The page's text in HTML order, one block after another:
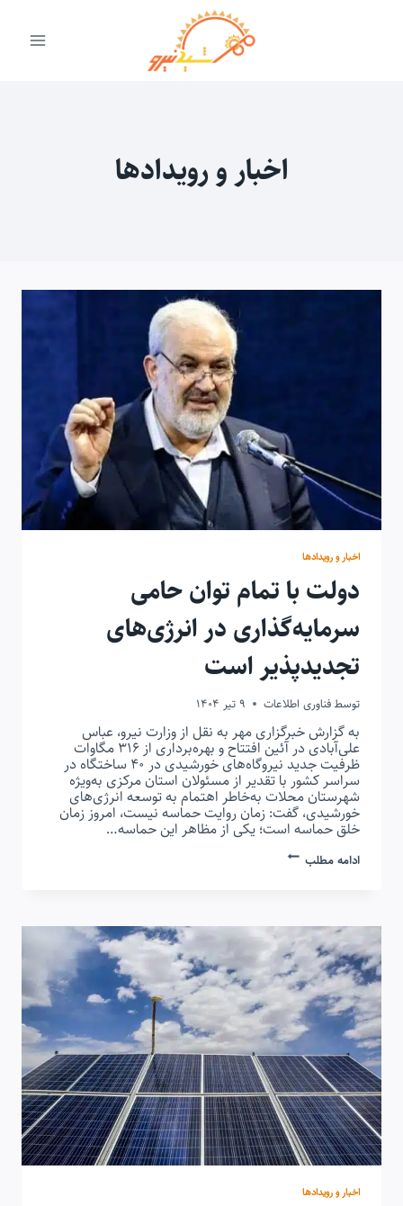
اخبار و رویدادها
اخبار و رویدادها
دولت با تمام توان حامی
سرمایه‌گذاری در انرژی‌های
تجدیدپذیر است
توسط فناوری اطلاعات 9 تیر 1404
به گزارش خبرگزاری مهر به نقل از وزارت نیرو، عباس
علی‌آبادی در آئین افتتاح و بهره‌برداری از ۳۱۶ مگاوات
ظرفیت جدید نیروگاه‌های خورشیدی در ۴۰ ساختگاه در
سراسر کشور با تقدیر از مسئولان استان مرکزی به‌ویژه
شهرستان محلات به‌خاطر اهتمام به توسعه انرژی‌های
خورشیدی، گفت: زمان روایت حماسه نیست، امروز زمان
خلق حماسه است؛ یکی از مظاهر این حماسه…
ادامه مطلبدولت
در
انرژی‌های
تجدیدپذیر
است
اخبار و رویدادها